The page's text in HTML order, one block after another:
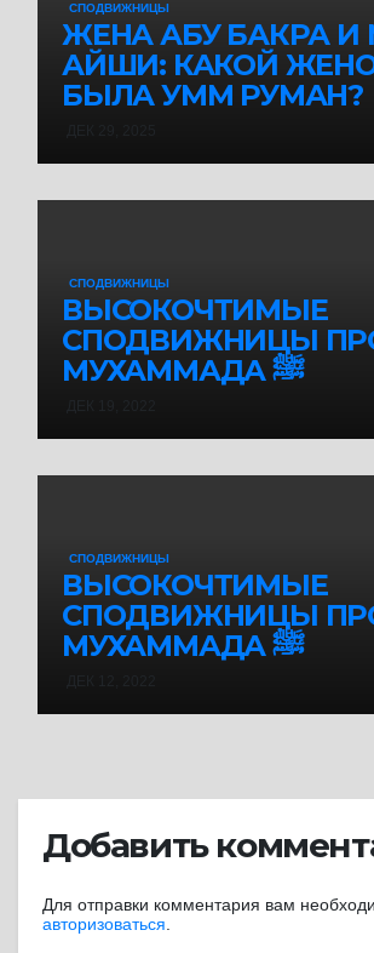
СПОДВИЖНИЦЫ
ЖЕНА АБУ БАКРА И
АЙШИ: КАКОЙ
БЫЛА УММ РУМАН?
СПОДВИЖНИЦЫ
ВЫСОКОЧТИМЫЕ
СПОДВИЖНИЦЫ
МУХАММАДА ﷺ
СПОДВИЖНИЦЫ
ВЫСОКОЧТИМЫЕ
СПОДВИЖНИЦЫ
МУХАММАДА ﷺ
Добавить
Для отправки комментария вам
авторизоваться